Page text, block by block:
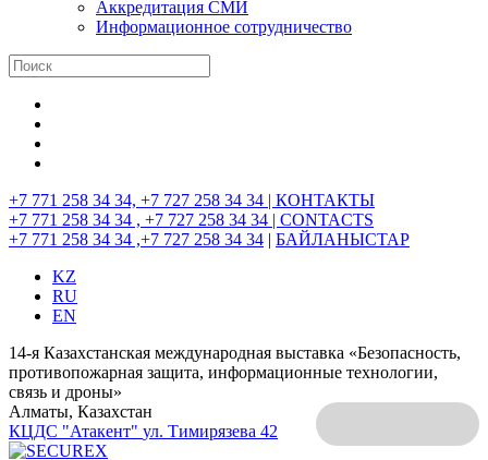
Аккредитация СМИ
Информационное сотрудничество
+7 771 258 34 34, +7 727 258 34 34 | КОНТАКТЫ
+7 771 258 34 34 , +7 727 258 34 34 | CONTACTS
+7 771 258 34 34 ,+7 727 258 34 34 | БАЙЛАНЫСТАР
KZ
RU
EN
14-я Казахстанская международная выставка «Безопасность,
противопожарная защита, информационные технологии,
связь и дроны»
Алматы, Казахстан
КЦДС "Атакент" ул. Тимирязева 42